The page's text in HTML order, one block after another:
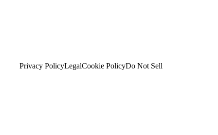
Privacy PolicyLegalCookie PolicyDo Not Sell